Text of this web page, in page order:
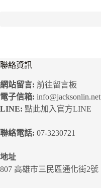
聯絡資訊
網站留言: 前往留言板
電子信箱: info@jacksonlin.net
LINE: 點此加入官方LINE
聯絡電話: 07-3230721
地址
807 高雄市三民區通化街2號